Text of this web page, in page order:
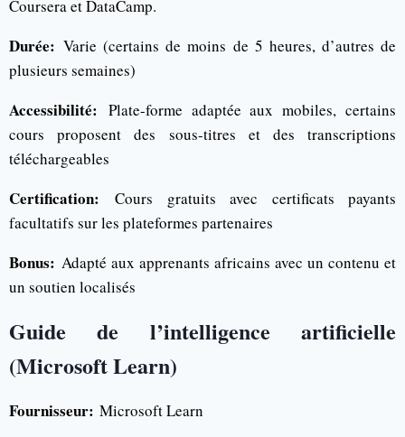
Coursera et DataCamp.
Durée: Varie (certains de moins de 5 heures, d’autres de
plusieurs semaines)
Accessibilité: Plate-forme adaptée aux mobiles, certains
cours proposent des sous-titres et des transcriptions
téléchargeables
Certification: Cours gratuits avec certificats payants
facultatifs sur les plateformes partenaires
Bonus: Adapté aux apprenants africains avec un contenu et
un soutien localisés
Guide de l’intelligence artificielle
(Microsoft Learn)
Fournisseur: Microsoft Learn